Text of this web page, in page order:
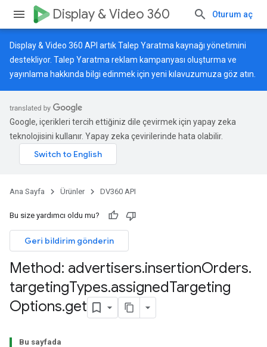
Display & Video 360 Oturum aç
Display & Video 360 API artık Talep Yaratma kaynağı yönetimini
destekliyor. Talep Yaratma reklam kampanyası oluşturma ve
yayınlama hakkında bilgi edinmek için yeni kılavuzumuza göz atın.
Google, içerikleri tercih ettiğiniz dile çevirmek için yapay zeka
teknolojisini kullanır. Yapay zeka çevirilerinde hata olabilir.
Ana Sayfa Ürünler DV360 API
Bu size yardımcı oldu mu?
Geri bildirim gönderin
Method: advertisers.insertionOrders.
targetingTypes.assignedTargeting
Options.get
Bu sayfada